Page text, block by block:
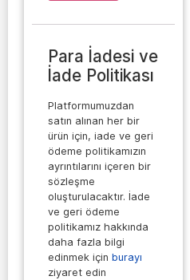
Para İadesi ve
İade Politikası
Platformumuzdan
satın alınan her bir
ürün için, iade ve geri
ödeme politikamızın
ayrıntılarını içeren bir
sözleşme
oluşturulacaktır. İade
ve geri ödeme
politikamız hakkında
daha fazla bilgi
edinmek için burayı
ziyaret edin